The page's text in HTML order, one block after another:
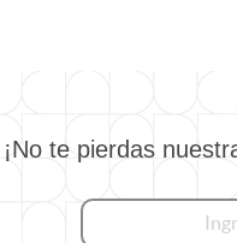
¡No te pierdas